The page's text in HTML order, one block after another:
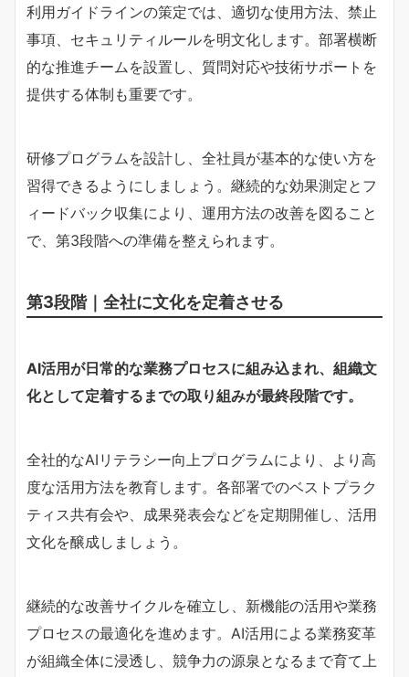
利用ガイドラインの策定では、適切な使用方法、禁止
事項、セキュリティルールを明文化します。部署横断
的な推進チームを設置し、質問対応や技術サポートを
提供する体制も重要です。
研修プログラムを設計し、全社員が基本的な使い方を
習得できるようにしましょう。継続的な効果測定とフ
ィードバック収集により、運用方法の改善を図ること
で、第3段階への準備を整えられます。
第3段階｜全社に文化を定着させる
AI活用が日常的な業務プロセスに組み込まれ、組織文
化として定着するまでの取り組みが最終段階です。
全社的なAIリテラシー向上プログラムにより、より高
度な活用方法を教育します。各部署でのベストプラク
ティス共有会や、成果発表会などを定期開催し、活用
文化を醸成しましょう。
継続的な改善サイクルを確立し、新機能の活用や業務
プロセスの最適化を進めます。AI活用による業務変革
が組織全体に浸透し、競争力の源泉となるまで育て上